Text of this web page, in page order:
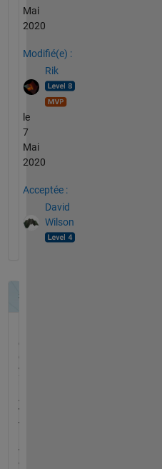
Mai
2020
Modifié(e) :
Rik
le
7
Mai
2020
Acceptée :
David
Wilson